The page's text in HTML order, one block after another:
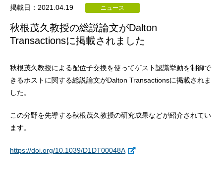
掲載日：2021.04.19 ニュース
秋根茂久教授の総説論文がDalton
Transactionsに掲載されました
秋根茂久教授による配位子交換を使ってゲスト認識挙動を制御で
きるホストに関する総説論文がDalton Transactionsに掲載されま
した。
この分野を先導する秋根茂久教授の研究成果などが紹介されてい
ます。
https://doi.org/10.1039/D1DT00048A